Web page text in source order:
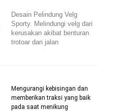
Desain Pelindung Velg
Sporty. Melindungi velg dari
kerusakan akibat benturan
trotoar dan jalan
Mengurangi kebisingan dan
memberikan traksi yang baik
pada saat menikung